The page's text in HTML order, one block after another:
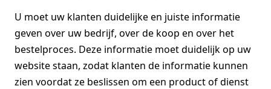
U moet uw klanten duidelijke en juiste informatie
geven over uw bedrijf, over de koop en over het
bestelproces. Deze informatie moet duidelijk op uw
website staan, zodat klanten de informatie kunnen
zien voordat ze beslissen om een product of dienst